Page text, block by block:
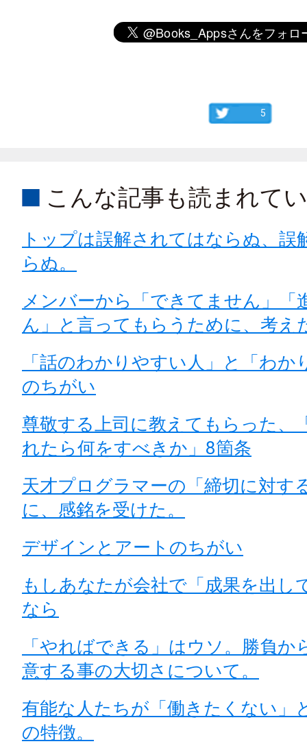
5
こんな記事も読まれて
トップは誤解されてはならぬ、誤
らぬ。
メンバーから「できてません」「
ん」と言ってもらうために、考え
「話のわかりやすい人」と「わか
のちがい
尊敬する上司に教えてもらった、
れたら何をすべきか」8箇条
天才プログラマーの「締切に対す
に、感銘を受けた。
デザインとアートのちがい
もしあなたが会社で「成果を出し
なら
「やればできる」はウソ。勝負か
意する事の大切さについて。
有能な人たちが「働きたくない」
の特徴。